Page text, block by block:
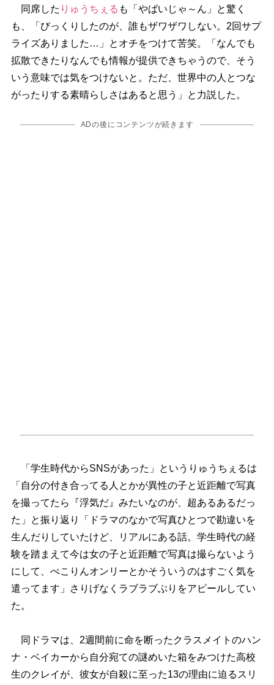
同席した りゅうちぇる も「やばいじゃ～ん」と驚く
も、「びっくりしたのが、誰もザワザワしない。2回サプ
ライズありました…」とオチをつけて苦笑。「なんでも
拡散できたりなんでも情報が提供できちゃうので、そう
いう意味では気をつけないと。ただ、世界中の人とつな
がったりする素晴らしさはあると思う」と力説した。
ADの後にコンテンツが続きます
「学生時代からSNSがあった」というりゅうちぇるは
「自分の付き合ってる人とかが異性の子と近距離で写真
を撮ってたら『浮気だ』みたいなのが、超あるあるだっ
た」と振り返り「ドラマのなかで写真ひとつで勘違いを
生んだりしていたけど、リアルにある話。学生時代の経
験を踏まえて今は女の子と近距離で写真は撮らないよう
にして、ぺこりんオンリーとかそういうのはすごく気を
遣ってます」さりげなくラブラブぶりをアピールしてい
た。
同ドラマは、2週間前に命を断ったクラスメイトのハン
ナ・ベイカーから自分宛ての謎めいた箱をみつけた高校
生のクレイが、彼女が自殺に至った13の理由に迫るスリ